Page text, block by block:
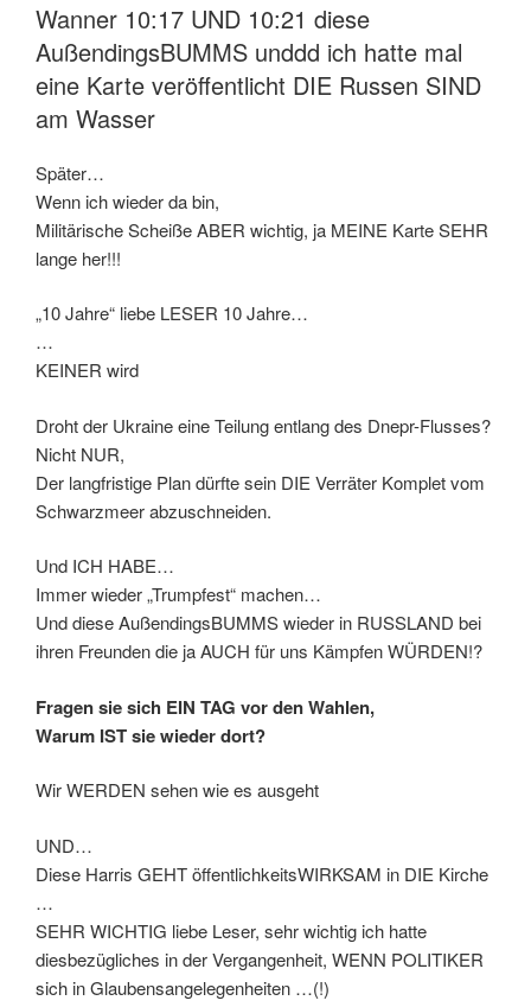
Wanner 10:17 UND 10:21 diese
AußendingsBUMMS unddd ich hatte mal
eine Karte veröffentlicht DIE Russen SIND
am Wasser
Später…
Wenn ich wieder da bin,
Militärische Scheiße ABER wichtig, ja MEINE Karte SEHR
lange her!!!
„10 Jahre“ liebe LESER 10 Jahre…
…
KEINER wird
Droht der Ukraine eine Teilung entlang des Dnepr-Flusses?
Nicht NUR,
Der langfristige Plan dürfte sein DIE Verräter Komplet vom
Schwarzmeer abzuschneiden.
Und ICH HABE…
Immer wieder „Trumpfest“ machen…
Und diese AußendingsBUMMS wieder in RUSSLAND bei
ihren Freunden die ja AUCH für uns Kämpfen WÜRDEN!?
Fragen sie sich EIN TAG vor den Wahlen,
Warum IST sie wieder dort?
Wir WERDEN sehen wie es ausgeht
UND…
Diese Harris GEHT öffentlichkeitsWIRKSAM in DIE Kirche
…
SEHR WICHTIG liebe Leser, sehr wichtig ich hatte
diesbezügliches in der Vergangenheit, WENN POLITIKER
sich in Glaubensangelegenheiten …(!)